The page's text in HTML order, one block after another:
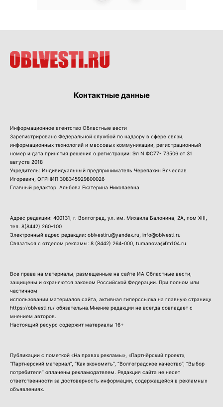
Контактные данные
Информационное агентство Областные вести
Зарегистрировано Федеральной службой по надзору в сфере связи,
информационных технологий и массовых коммуникации, регистрационный
номер и дата принятия решения о регистрации: Эл N ФС77- 73506 от 31
августа 2018
Учредитель: Индивидуальный предприниматель Черепахин Вячеслав
Игоревич, ОГРНИП 308345929800026
Главный редактор: Альбова Екатерина Николаевна
Адрес редакции: 400131, г. Волгоград, ул. им. Михаила Балонина, 2А, пом XIII,
тел. 8(8442) 260-100
Электронный адрес редакции: oblvestiru@yandex.ru, info@oblvesti.ru
Связаться с отделом рекламы: 8 (8442) 264-000 , tumanova@fm104.ru
Все права на материалы, размещенные на сайте ИА Областные вести,
защищены и охраняются законом Российской Федерации. При полном или
частичном
использовании материалов сайта, активная гиперссылка на главную страницу
https://oblvesti.ru/ обязательна.Мнение редакции не всегда совпадает с
мнением авторов.
Настоящий ресурс содержит материалы 16+
Публикации с пометкой «На правах рекламы», «Партнёрский проект»,
“Партнерский материал”, “Как экономить”, “Волгоградское качество”, “Выбор
потребителя” оплачены рекламодателем. Редакция сайта не несет
ответственности за достоверность информации, содержащейся в рекламных
объявлениях.